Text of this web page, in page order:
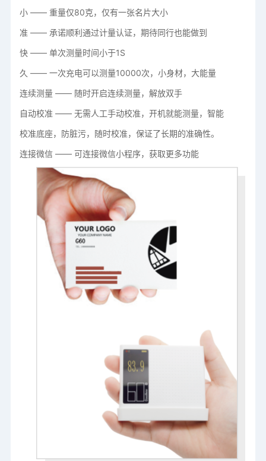
小 —— 重量仅80克，仅有一张名片大小
准 —— 承诺顺利通过计量认证，期待同行也能做到
快 —— 单次测量时间小于1S
久 —— 一次充电可以测量10000次，小身材，大能量
连续测量 —— 随时开启连续测量，解放双手
自动校准 —— 无需人工手动校准，开机就能测量，智能
校准底座，防脏污，随时校准，保证了长期的准确性。
连接微信 —— 可连接微信小程序，获取更多功能